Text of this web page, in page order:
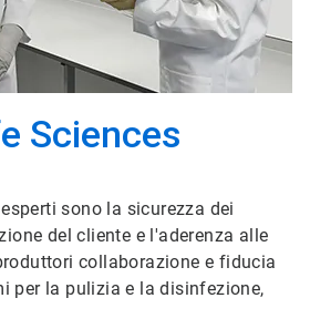
Sciences
sono la sicurezza dei
del cliente e l'aderenza alle
collaborazione e fiducia
per la pulizia e la disinfezione,